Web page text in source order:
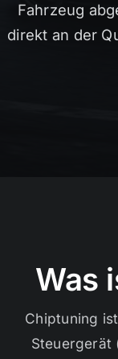
Fahrzeug
direkt an der
Was
Chiptuning
Steuergerät